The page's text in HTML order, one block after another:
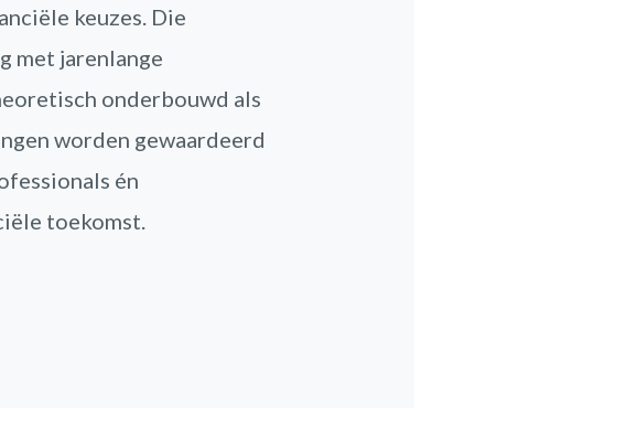
keuzes. Die
met jarenlange
onderbouwd als
worden gewaardeerd
én
toekomst.